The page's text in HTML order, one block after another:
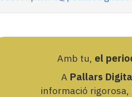
Amb tu, el
A Pallars
informació